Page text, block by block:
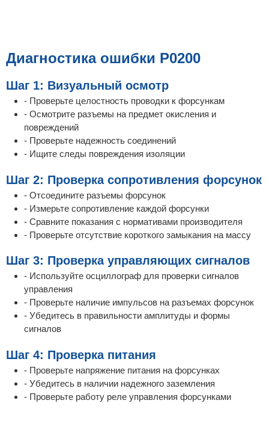
Диагностика ошибки P0200
Шаг 1: Визуальный осмотр
- Проверьте целостность проводки к форсункам
- Осмотрите разъемы на предмет окисления и
повреждений
- Проверьте надежность соединений
- Ищите следы повреждения изоляции
Шаг 2: Проверка сопротивления форсунок
- Отсоедините разъемы форсунок
- Измерьте сопротивление каждой форсунки
- Сравните показания с нормативами производителя
- Проверьте отсутствие короткого замыкания на массу
Шаг 3: Проверка управляющих сигналов
- Используйте осциллограф для проверки сигналов
управления
- Проверьте наличие импульсов на разъемах форсунок
- Убедитесь в правильности амплитуды и формы
сигналов
Шаг 4: Проверка питания
- Проверьте напряжение питания на форсунках
- Убедитесь в наличии надежного заземления
- Проверьте работу реле управления форсунками